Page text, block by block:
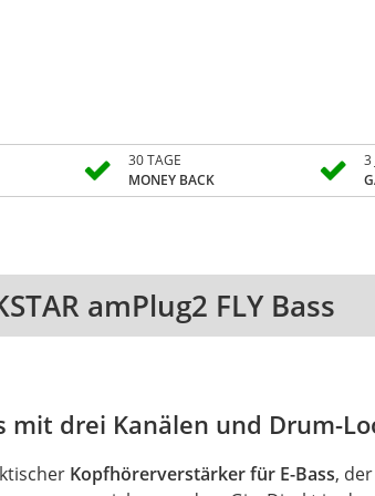
30 TAGE
MONEY BACK
3
amPlug2 FLY Bass
mit drei Kanälen und Drum-
Kopfhörerverstärker für E-Bass,